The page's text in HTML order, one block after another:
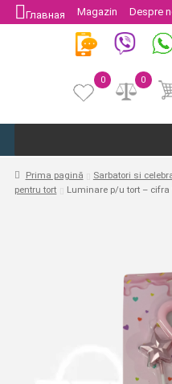
Главная Magazin Despre
Protectia
0
0
Prima pagină Sarbatori si
pentru tort
Luminare p/u tort –